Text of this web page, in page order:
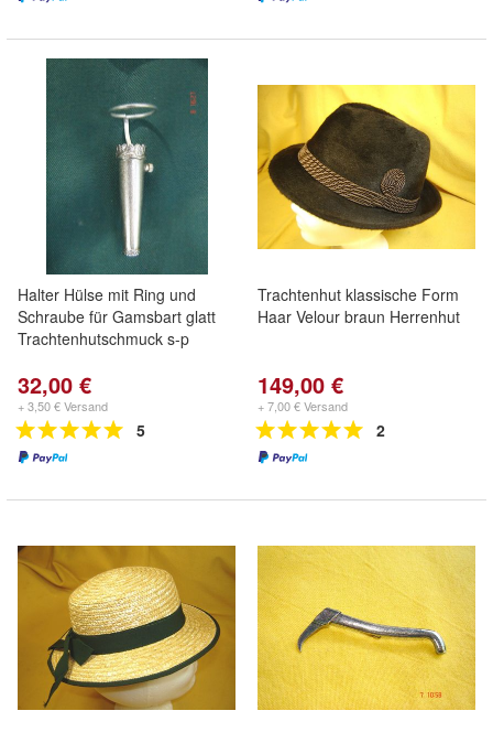
Halter Hülse mit Ring und
Schraube für Gamsbart glatt
Trachtenhutschmuck s-p
32,00 €
+ 3,50 € Versand
5
Trachtenhut klassische Form
Haar Velour braun Herrenhut
149,00 €
+ 7,00 € Versand
2